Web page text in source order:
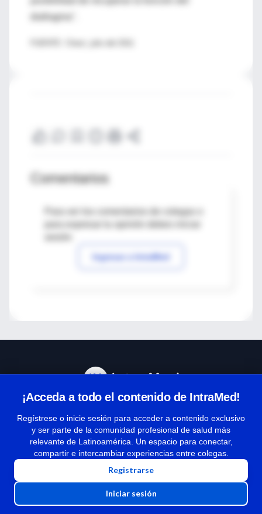
diafragma".
Comentarios
Para ver los comentarios de colegas o
Ingresar a IntraMed
¡Acceda a todo el contenido de IntraMed!
Regístrese o inicie sesión para acceder a contenido exclusivo
y ser parte de la comunidad profesional de salud más
relevante de Latinoamérica. Un espacio para conectar,
compartir e intercambiar experiencias entre colegas.
Registrarse
Iniciar sesión
Términos y condiciones
| Políticas de privacidad
| Todos los derechos reservados | Copyright 1997-2026